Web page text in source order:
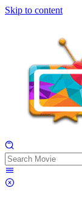
Skip to content